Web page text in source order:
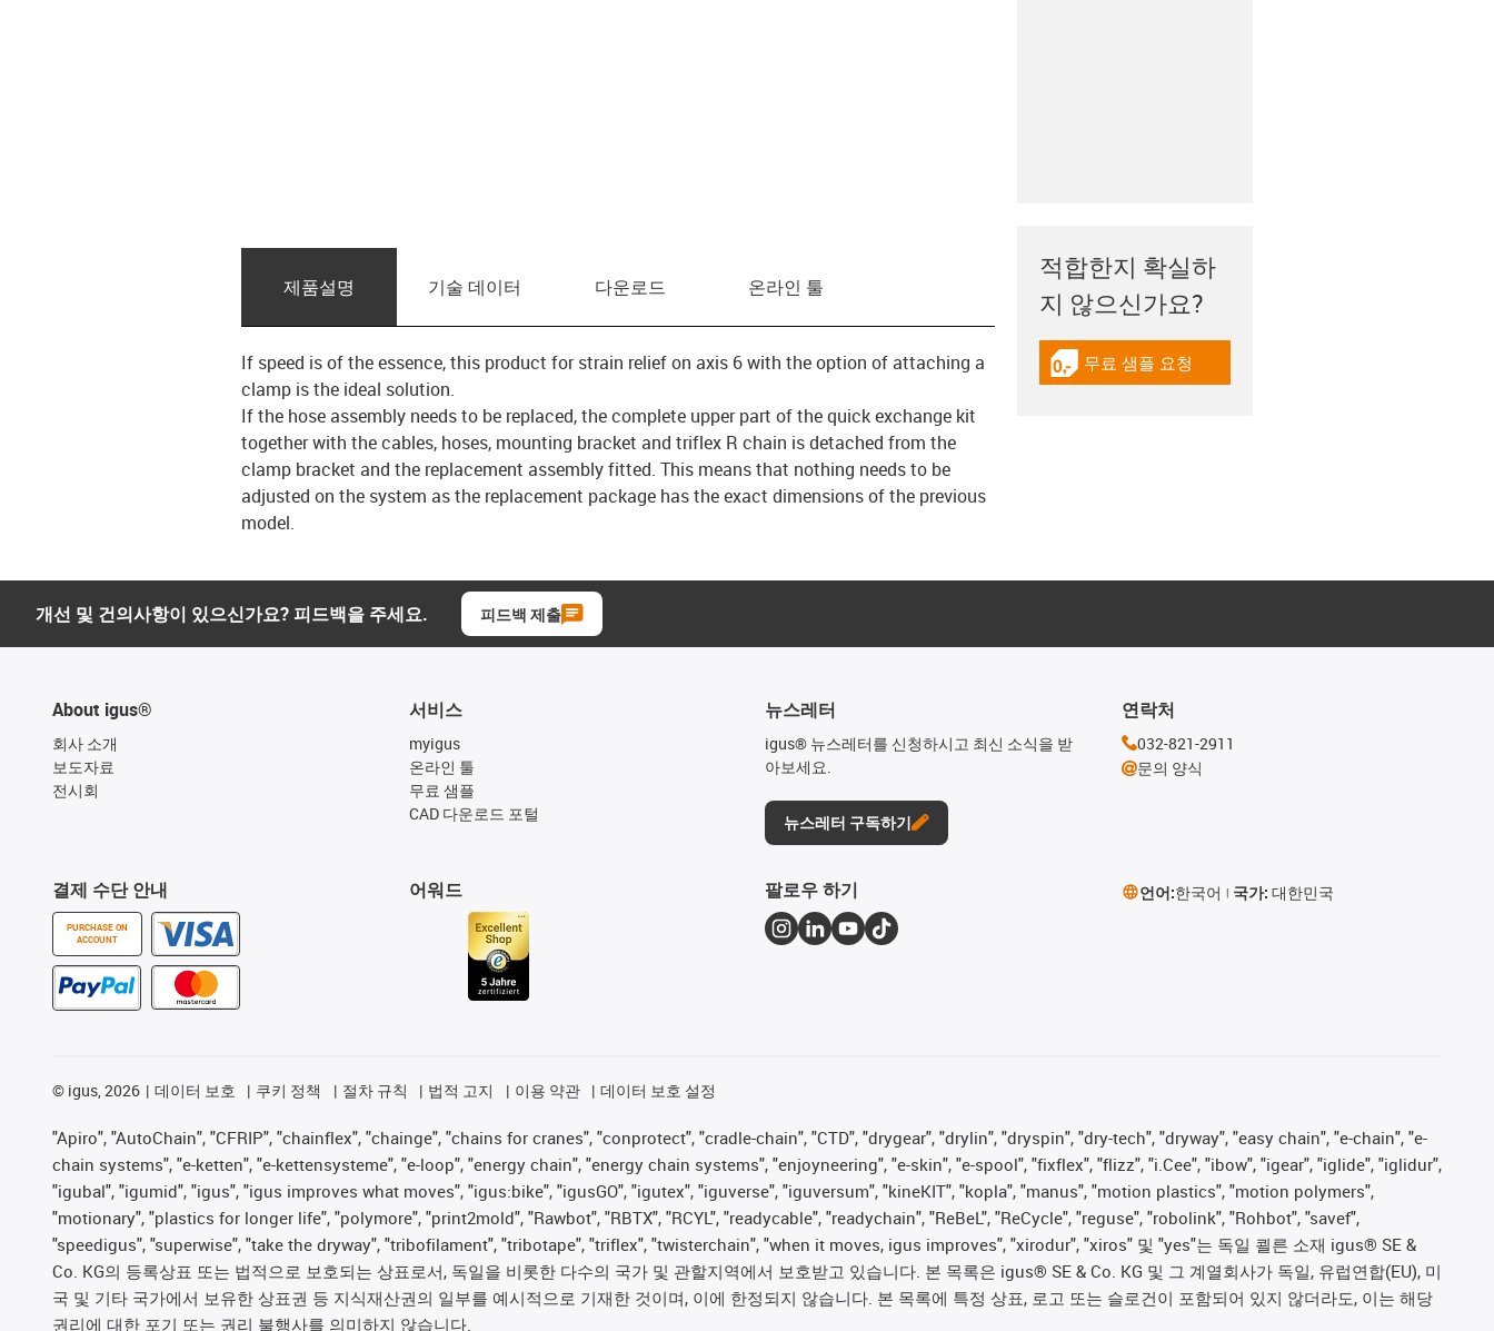
제품­설명 기술 데이터 다운로드 온라인 툴
If speed is of the essence, this product for strain relief on axis 6 with the option of attaching a
clamp is the ideal solution.
If the hose assembly needs to be replaced, the complete upper part of the quick exchange kit
together with the cables, hoses, mounting bracket and triflex R chain is detached from the
clamp bracket and the replacement assembly fitted. This means that nothing needs to be
adjusted on the system as the replacement package has the exact dimensions of the previous
model.
적합한지 확실하
지 않으신가요?
igus-icon-gratismuster
무료 샘플 요청
개선 및 건의사항이 있으신가요? 피드백을 주세요. 피드백 제출
About igus®
회사 소개
보도자료
전시회
결제 수단 안내
PURCHASE ON
ACCOUNT
서비스
myigus
온라인 툴
무료 샘플
CAD 다운로드 포털
어워드
뉴스레터
igus® 뉴스레터를 신청하시고 최신 소식을 받
아보세요.
뉴스레터 구독하기
연락처
032-821-2911
문의 양식
팔로우 하기 언어:한국어 국가: 대한민국
© igus, 2026 데이터 보호 쿠키 정책 절차 규칙 법적 고지 이용 약관 데이터 보호 설정
"Apiro", "AutoChain", "CFRIP", "chainflex", "chainge", "chains for cranes", "conprotect", "cradle-chain", "CTD", "drygear", "drylin", "dryspin", "dry-tech", "dryway", "easy chain", "e-chain", "e-
chain systems", "e-ketten", "e-kettensysteme", "e-loop", "energy chain", "energy chain systems", "enjoyneering", "e-skin", "e-spool", "fixflex", "flizz", "i.Cee", "ibow", "igear", "iglide", "iglidur",
"igubal", "igumid", "igus", "igus improves what moves", "igus:bike", "igusGO", "igutex", "iguverse", "iguversum", "kineKIT", "kopla", "manus", "motion plastics", "motion polymers",
"motionary", "plastics for longer life", "polymore", "print2mold", "Rawbot", "RBTX", "RCYL", "readycable", "readychain", "ReBeL", "ReCycle", "reguse", "robolink", "Rohbot", "savef",
"speedigus", "superwise", "take the dryway", "tribofilament", "tribotape", "triflex", "twisterchain", "when it moves, igus improves", "xirodur", "xiros" 및 "yes"는 독일 쾰른 소재 igus® SE &
Co. KG의 등록상표 또는 법적으로 보호되는 상표로서, 독일을 비롯한 다수의 국가 및 관할지역에서 보호받고 있습니다. 본 목록은 igus® SE & Co. KG 및 그 계열회사가 독일, 유럽연합(EU), 미
국 및 기타 국가에서 보유한 상표권 등 지식재산권의 일부를 예시적으로 기재한 것이며, 이에 한정되지 않습니다. 본 목록에 특정 상표, 로고 또는 슬로건이 포함되어 있지 않더라도, 이는 해당
권리에 대한 포기 또는 권리 불행사를 의미하지 않습니다.